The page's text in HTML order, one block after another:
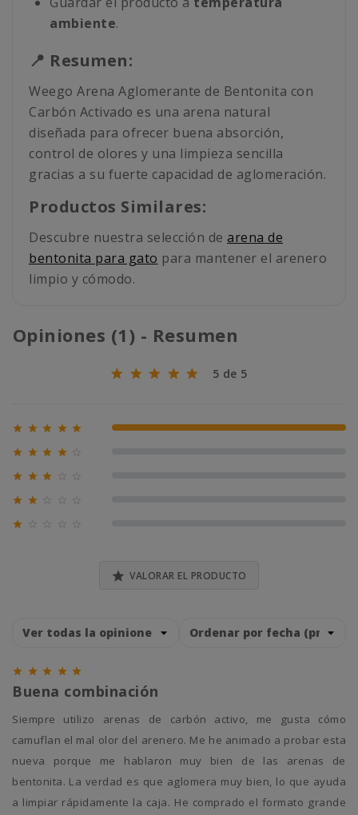
ambiente.
📍 Resumen:
Weego Arena Aglomerante de Bentonita con
Carbón Activado es una arena natural
diseñada para ofrecer buena absorción,
control de olores y una limpieza sencilla
gracias a su fuerte capacidad de aglomeración.
Productos Similares:
Descubre nuestra selección de arena de
bentonita para gato para mantener el arenero
limpio y cómodo.
Opiniones (1) - Resumen
5 de 5
     100% (1)
   
  
 

 VALORAR EL PRODUCTO
    
Buena combinación
Siempre utilizo arenas de carbón activo, me gusta cómo
camuflan el mal olor del arenero. Me he animado a probar esta
nueva porque me hablaron muy bien de las arenas de
bentonita. La verdad es que aglomera muy bien, lo que ayuda
a limpiar rápidamente la caja. He comprado el formato grande